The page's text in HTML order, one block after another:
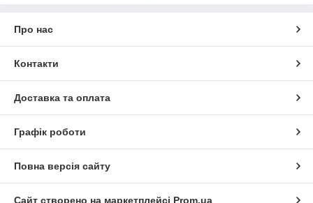
Про нас
Контакти
Доставка та оплата
Графік роботи
Повна версія сайту
Сайт створено на маркетплейсі Prom.ua